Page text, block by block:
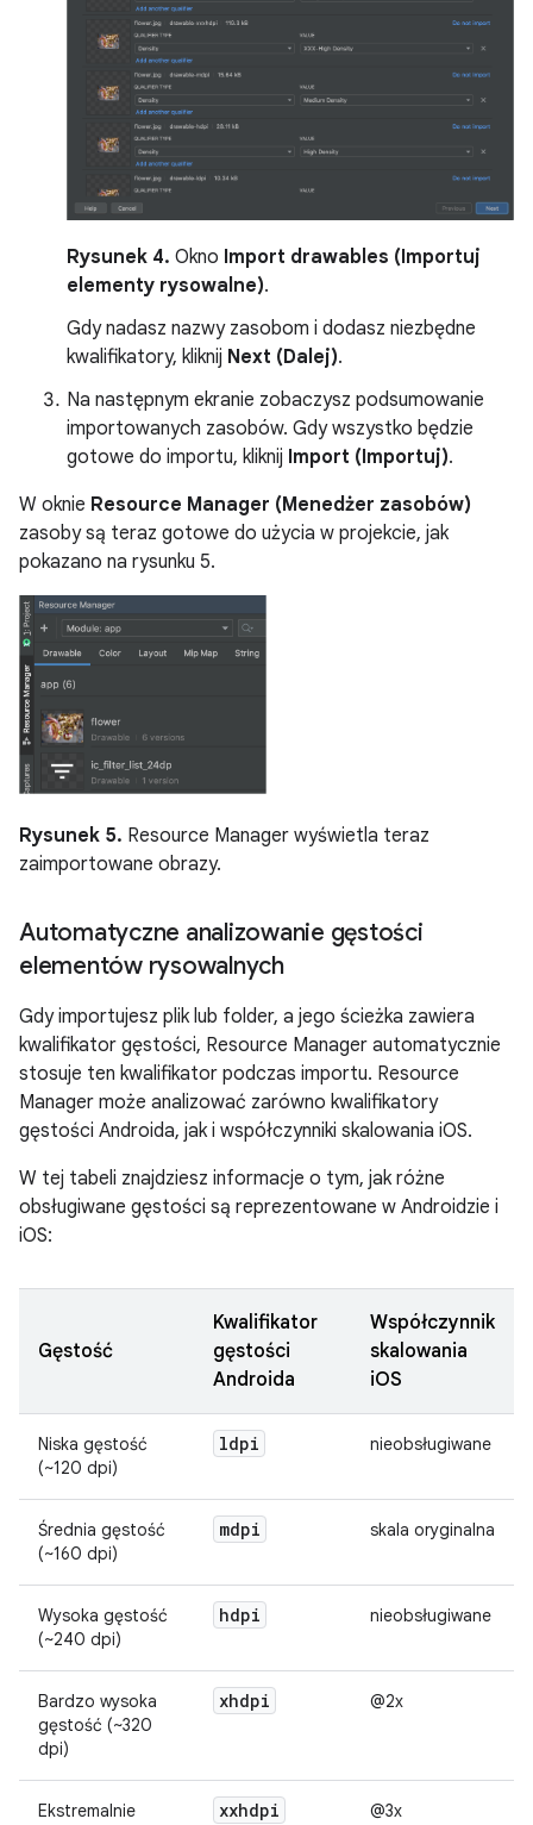
Rysunek 4. Okno Import drawables (Importuj
elementy rysowalne).
Gdy nadasz nazwy zasobom i dodasz niezbędne
kwalifikatory, kliknij Next (Dalej).
Na następnym ekranie zobaczysz podsumowanie
importowanych zasobów. Gdy wszystko będzie
gotowe do importu, kliknij Import (Importuj).
W oknie Resource Manager (Menedżer zasobów)
zasoby są teraz gotowe do użycia w projekcie, jak
pokazano na rysunku 5.
Rysunek 5. Resource Manager wyświetla teraz
zaimportowane obrazy.
Automatyczne analizowanie gęstości
elementów rysowalnych
Gdy importujesz plik lub folder, a jego ścieżka zawiera
kwalifikator gęstości, Resource Manager automatycznie
stosuje ten kwalifikator podczas importu. Resource
Manager może analizować zarówno kwalifikatory
gęstości Androida, jak i współczynniki skalowania iOS.
W tej tabeli znajdziesz informacje o tym, jak różne
obsługiwane gęstości są reprezentowane w Androidzie i
iOS:
Gęstość
Kwalifikator
gęstości
Androida
Współczynnik
skalowania
iOS
Niska gęstość
(~120 dpi)
ldpi nieobsługiwane
Średnia gęstość
(~160 dpi)
mdpi skala oryginalna
Wysoka gęstość
(~240 dpi)
hdpi nieobsługiwane
Bardzo wysoka
gęstość (~320
dpi)
xhdpi @2x
Ekstremalnie
xxhdpi @3x